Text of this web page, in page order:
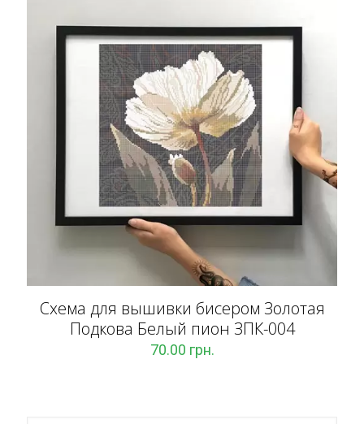
Схема для вышивки бисером Золотая
Подкова Белый пион ЗПК-004
70.00 грн.